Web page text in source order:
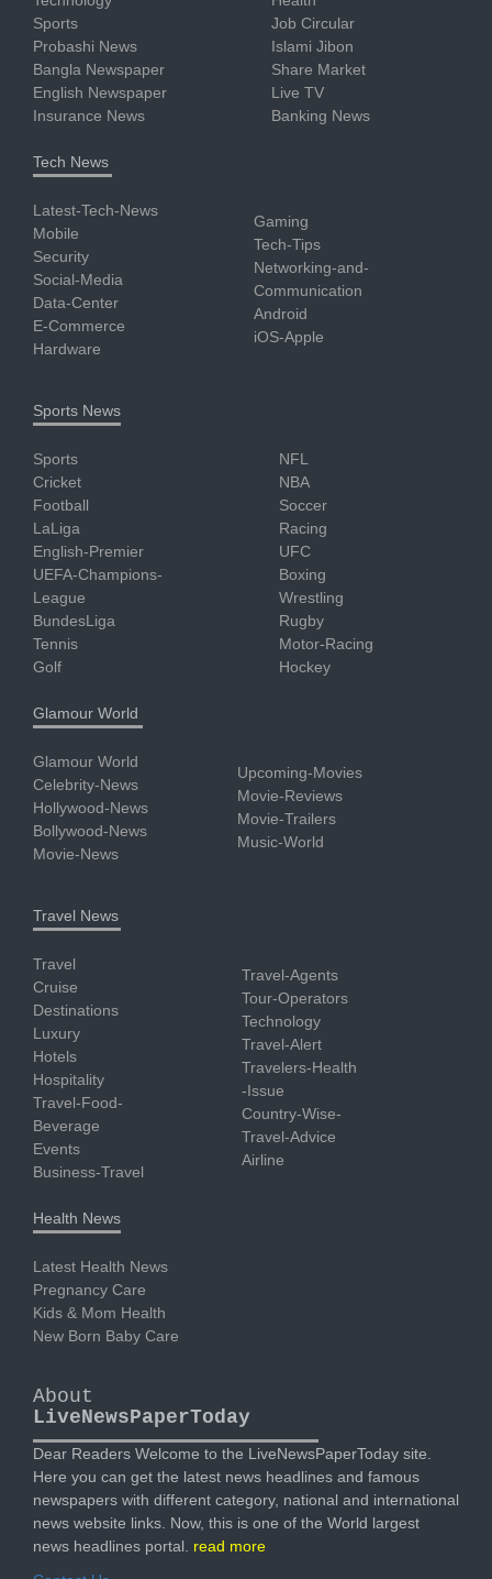
Sports
Probashi News
Bangla Newspaper
English Newspaper
Insurance News
Job Circular
Islami Jibon
Share Market
Live TV
Banking News
Tech News
Latest-Tech-News
Mobile
Security
Social-Media
Data-Center
E-Commerce
Hardware
Gaming
Tech-Tips
Networking-and-
Communication
Android
iOS-Apple
Sports News
Sports
Cricket
Football
LaLiga
English-Premier
UEFA-Champions-
League
BundesLiga
Tennis
Golf
NFL
NBA
Soccer
Racing
UFC
Boxing
Wrestling
Rugby
Motor-Racing
Hockey
Glamour World
Glamour World
Celebrity-News
Hollywood-News
Bollywood-News
Movie-News
Upcoming-Movies
Movie-Reviews
Movie-Trailers
Music-World
Travel News
Travel
Cruise
Destinations
Luxury
Hotels
Hospitality
Travel-Food-
Beverage
Events
Business-Travel
Travel-Agents
Tour-Operators
Technology
Travel-Alert
Travelers-Health
-Issue
Country-Wise-
Travel-Advice
Airline
Health News
Latest Health News
Pregnancy Care
Kids & Mom Health
New Born Baby Care
About
LiveNewsPaperToday
Dear Readers Welcome to the LiveNewsPaperToday site.
Here you can get the latest news headlines and famous
newspapers with different category, national and international
news website links. Now, this is one of the World largest
news headlines portal. read more